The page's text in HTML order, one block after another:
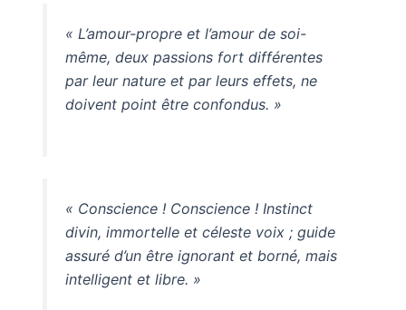
« L’amour-propre et l’amour de soi-
même, deux passions fort différentes
par leur nature et par leurs effets, ne
doivent point être confondus. »
« Conscience ! Conscience ! Instinct
divin, immortelle et céleste voix ; guide
assuré d’un être ignorant et borné, mais
intelligent et libre. »